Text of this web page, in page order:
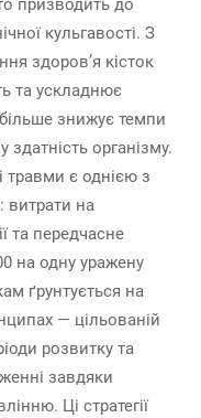
призводить до
кульгавості. З
здоров’я кісток
та ускладнює
знижує темпи
організму.
травми є однією з
витрати на
та передчасне
на одну уражену
ґрунтується на
— цільованій
розвитку та
завдяки
Ці стратегії